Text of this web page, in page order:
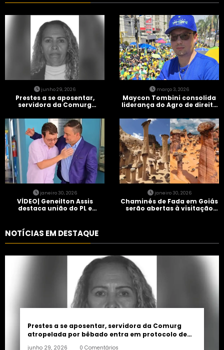
junho 29, 2026
Prestes a se aposentar,
servidora da Comurg
entra em protocolo de
morte encefálica
março 3, 2026
Maycon Tombini consolida
liderança do Agro de direita
Brasil” em Goiânia
janeiro 30, 2026
VÍDEO| Geneilton Assis
destaca união do PL e
janeiro 30, 2026
Chaminés de Fada em Goiás
serão abertas à visitação
NOTÍCIAS EM DESTAQUE
Prestes a se aposentar, servidora da Comurg
atropelada por bêbado entra em protocolo de
junho 29, 2026 0 Comentários